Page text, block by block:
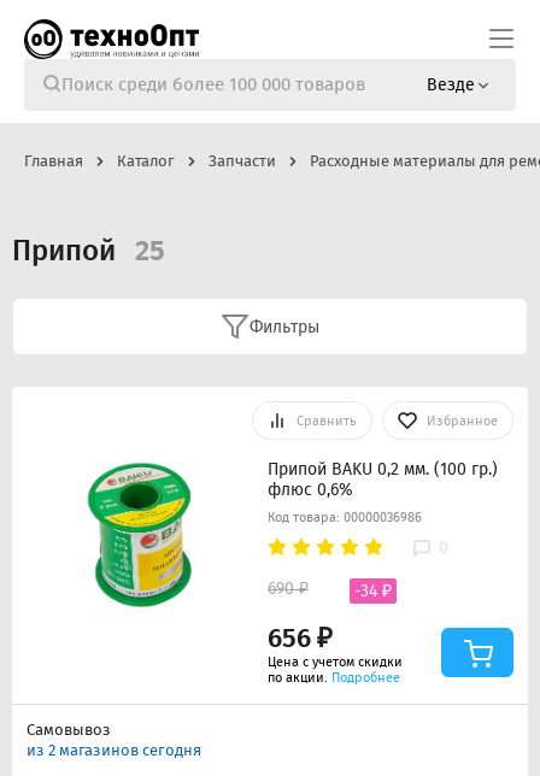
Везде
Главная Каталог Запчасти Расходные материалы для
Припой 25
Фильтры
Сравнить Избранное
Припой BAKU 0,2 мм. (100 гр.)
флюс 0,6%
Код товара: 00000036986
0
656 ₽
690 ₽ -34 ₽
Цена с учетом скидки
по акции. Подробнее
Самовывоз
из 2 магазинов сегодня